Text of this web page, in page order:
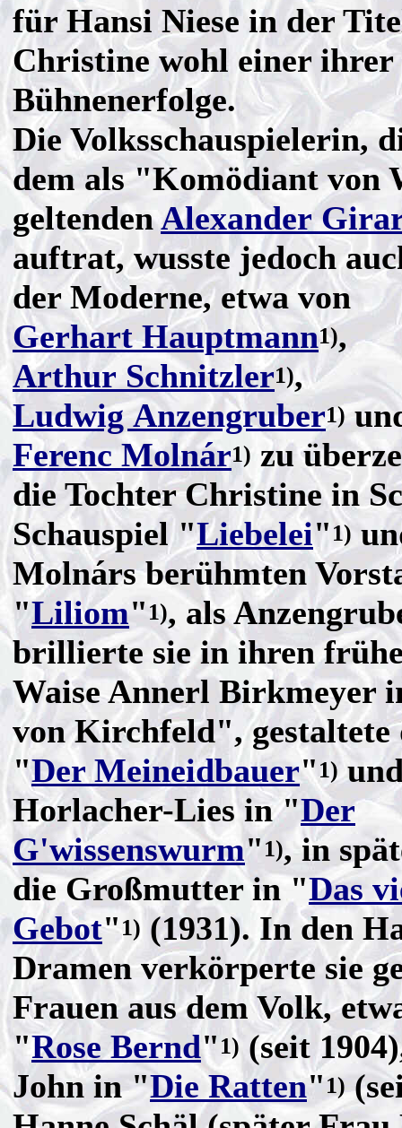
für Hansi Niese in der
Christine wohl einer ihrer
Bühnenerfolge.
Die Volksschauspielerin,
dem als "Komödiant von
geltendenAlexander
auftrat, wusste jedoch
der Moderne, etwa von
Gerhart Hauptmann1),
Arthur Schnitzler1),
Ludwig Anzengruber1)
Ferenc Molnár1) zu
die Tochter Christine in
Schauspiel "Liebelei" 1)
Molnárs berühmten
"Liliom" 1), als
brillierte sie in ihren
Waise Annerl Birkmeyer
von Kirchfeld", gestaltete
"Der Meineidbauer"1)
Horlacher-Lies in "Der
G'wissenswurm" 1), in
die Großmutter in "Das
Gebot"1) (1931). In den
Dramen verkörperte sie
Frauen aus dem Volk,
"Rose Bernd" 1)(seit
John in "Die Ratten"1)